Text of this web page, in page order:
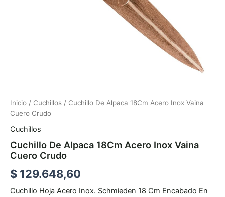
Inicio / Cuchillos / Cuchillo De Alpaca 18Cm Acero Inox Vaina
Cuero Crudo
Cuchillos
Cuchillo De Alpaca 18Cm Acero Inox Vaina
Cuero Crudo
$ 129.648,60
Cuchillo Hoja Acero Inox. Schmieden 18 Cm Encabado En